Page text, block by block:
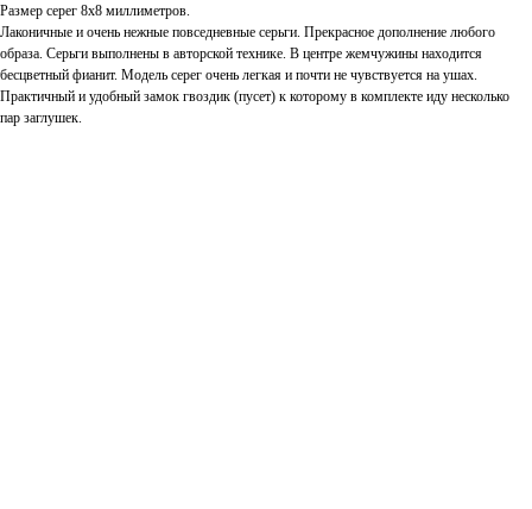
Размер серег 8х8 миллиметров.
Лаконичные и очень нежные повседневные серьги. Прекрасное дополнение любого
образа. Серьги выполнены в авторской технике. В центре жемчужины находится
бесцветный фианит. Модель серег очень легкая и почти не чувствуется на ушах.
Практичный и удобный замок гвоздик (пусет) к которому в комплекте иду несколько
пар заглушек.